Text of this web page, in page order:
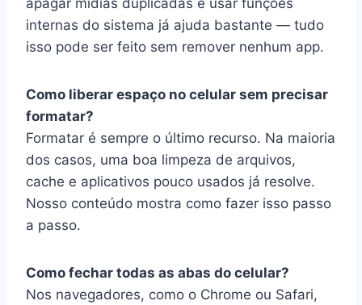
internas do sistema já ajuda bastante — tudo
isso pode ser feito sem remover nenhum app.
Como liberar espaço no celular sem precisar
formatar?
Formatar é sempre o último recurso. Na maioria
dos casos, uma boa limpeza de arquivos,
cache e aplicativos pouco usados já resolve.
Nosso conteúdo mostra como fazer isso passo
a passo.
Como fechar todas as abas do celular?
Nos navegadores, como o Chrome ou Safari,